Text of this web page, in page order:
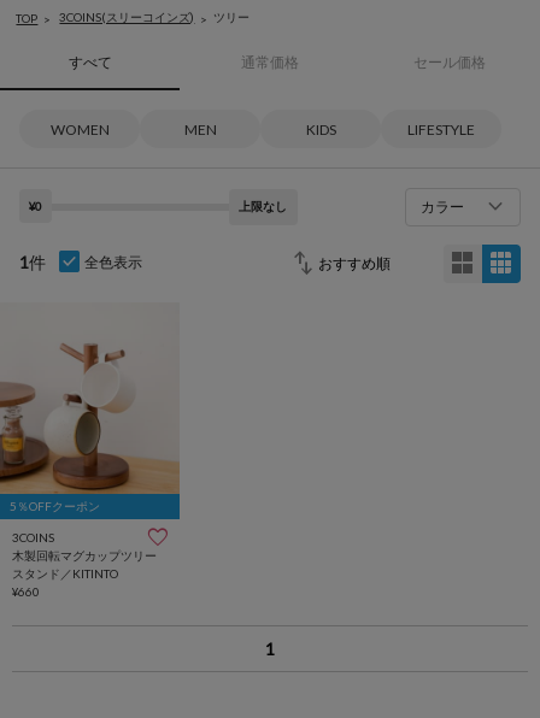
TOP 3COINS(スリーコインズ) ツリー
すべて 通常価格 セール価格
WOMEN MEN KIDS LIFESTYLE
¥0 上限なし カラー
1件 全色表示
5％OFFクーポン
3COINS
木製回転マグカップツリー
スタンド／KITINTO
¥660
1